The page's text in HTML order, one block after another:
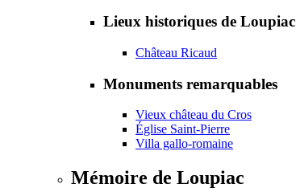
Lieux historiques de Loupiac
Château Ricaud
Monuments remarquables
Vieux château du Cros
Église Saint-Pierre
Villa gallo-romaine
Mémoire de Loupiac